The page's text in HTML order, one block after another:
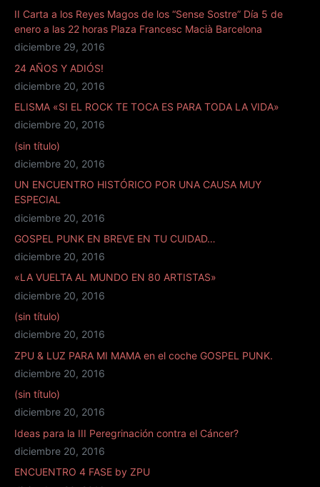
II Carta a los Reyes Magos de los “Sense Sostre” Día 5 de
enero a las 22 horas Plaza Francesc Macià Barcelona
diciembre 29, 2016
24 AÑOS Y ADIÓS!
diciembre 20, 2016
ELISMA «SI EL ROCK TE TOCA ES PARA TODA LA VIDA»
diciembre 20, 2016
(sin título)
diciembre 20, 2016
UN ENCUENTRO HISTÓRICO POR UNA CAUSA MUY
ESPECIAL
diciembre 20, 2016
GOSPEL PUNK EN BREVE EN TU CUIDAD…
diciembre 20, 2016
«LA VUELTA AL MUNDO EN 80 ARTISTAS»
diciembre 20, 2016
(sin título)
diciembre 20, 2016
ZPU & LUZ PARA MI MAMA en el coche GOSPEL PUNK.
diciembre 20, 2016
(sin título)
diciembre 20, 2016
Ideas para la III Peregrinación contra el Cáncer?
diciembre 20, 2016
ENCUENTRO 4 FASE by ZPU